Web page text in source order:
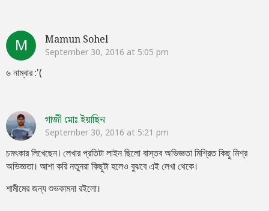
M Mamun Sohel
September 30, 2016 at 5:05 pm
৬ নাম্বার :'(
গাজী মোঃ ইয়াছিন
September 30, 2016 at 5:21 pm
চমৎকার লিখেছেন। লেখার প্রতিটা লাইন ছিলো বাস্তব অভিজ্ঞতা মিশ্রিত কিছু মিশ্র
অভিজ্ঞতা। আশা করি নতুনরা কিছুটা হলেও বুঝবে এই লেখা থেকে।
শামীমের জন্য শুভকামনা রইলো।